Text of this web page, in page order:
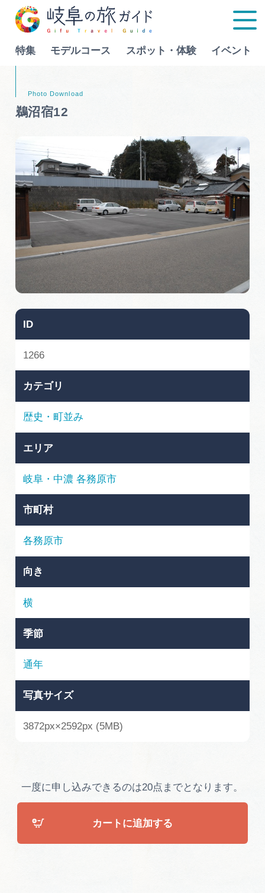
特集 モデルコース スポット・体験 イベント
モデルコース
スポット・体験
イベント
グルメ
旅の予約
インフォメーション
ぎふ旅レポーター記事
早わかり岐阜
買い物・お土産
体験予約サイト「ＶＩＳＩＴ岐阜県」
岐阜県アウトドア観光キャンペーン
岐阜県まるごと観光エリアガイド
岐阜県観光データベース
旅行会社・観光事業者の皆様へ
運営組織
広告掲載
サイトポリシー
Language
行きたいリストを見る
鵜沼宿12
ID
1266
カテゴリ
歴史・町並み
エリア
岐阜・中濃 各務原市
市町村
各務原市
向き
横
季節
通年
写真サイズ
3872px×2592px (5MB)
一度に申し込みできるのは20点までとなります。
カートに追加する